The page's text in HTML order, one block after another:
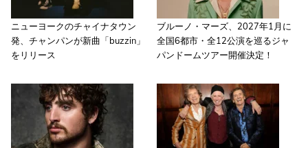
ニューヨークのチャイナタウン
発、チャンパンが新曲「buzzin」
をリリース
ブルーノ・マーズ、2027年1月に
全国6都市・全12公演を巡るジャ
パンドームツアー開催決定！